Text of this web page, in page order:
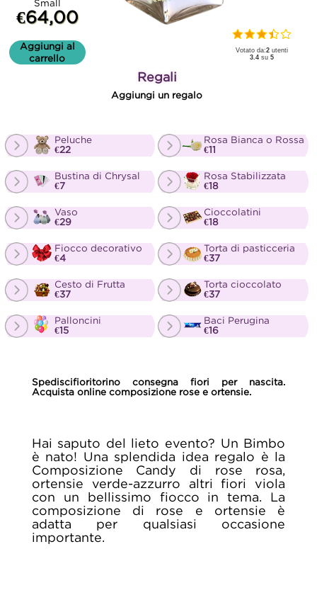
Small
€64,00
Aggiungi al
carrello
Votato da:2 utenti
3.4 su5
Regali
Aggiungi un regalo
Peluche
€22
Bustina di Chrysal
€7
Vaso
€29
Fiocco decorativo
€4
Cesto di Frutta
€37
Palloncini
€15
Rosa Bianca o Rossa
€11
Rosa Stabilizzata
€18
Cioccolatini
€18
Torta di pasticceria
€37
Torta cioccolato
€37
Baci Perugina
€16
Spediscifioritorino consegna fiori per nascita.
Acquista online composizione rose e ortensie.
Hai saputo del lieto evento? Un Bimbo
è nato! Una splendida idea regalo è la
Composizione Candy di rose rosa,
ortensie verde-azzurro altri fiori viola
con un bellissimo fiocco in tema. La
composizione di rose e ortensie è
adatta per qualsiasi occasione
importante.